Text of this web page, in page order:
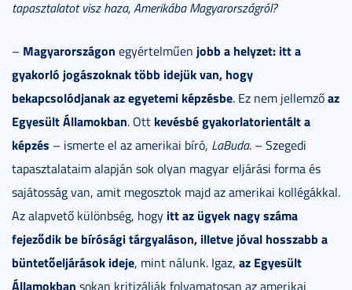
tapasztalatot visz haza, Amerikába Magyarországról?
– Magyarországon egyértelműen jobb a helyzet: itt a
gyakorló jogászoknak több idejük van, hogy
bekapcsolódjanak az egyetemi képzésbe. Ez nem jellemzőaz
Egyesült Államokban. Ott kevésbé gyakorlatorientált a
képzés – ismerte el az amerikai bíró, LaBuda. – Szegedi
tapasztalataim alapján sok olyan magyar eljárási forma és
sajátosság van, amit megosztok majd az amerikai kollégákkal.
Az alapvető különbség, hogy itt az ügyek nagy száma
fejeződik be bírósági tárgyaláson, illetve jóval hosszabb a
büntetőeljárások ideje, mint nálunk. Igaz, az Egyesült
Államokban sokan kritizálják folyamatosan az amerikai